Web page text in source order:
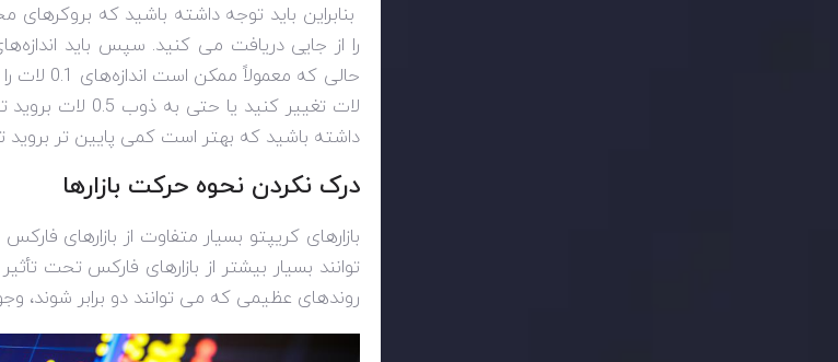
بنابراین باید توجه داشته باشید که
را از جایی دریافت می کنید. سپس باید
لات تغییر
داشته باشید که بهتر است کمی پایین تر بروید
درک نکردن نحوه حرکت بازارها
بازارهای کریپتو بسیار متفاوت از بازارهای
توانند بسیار بیشتر از بازارهای فارکس تحت
روندهای عظیمی که می توانند دو برابر شوند،